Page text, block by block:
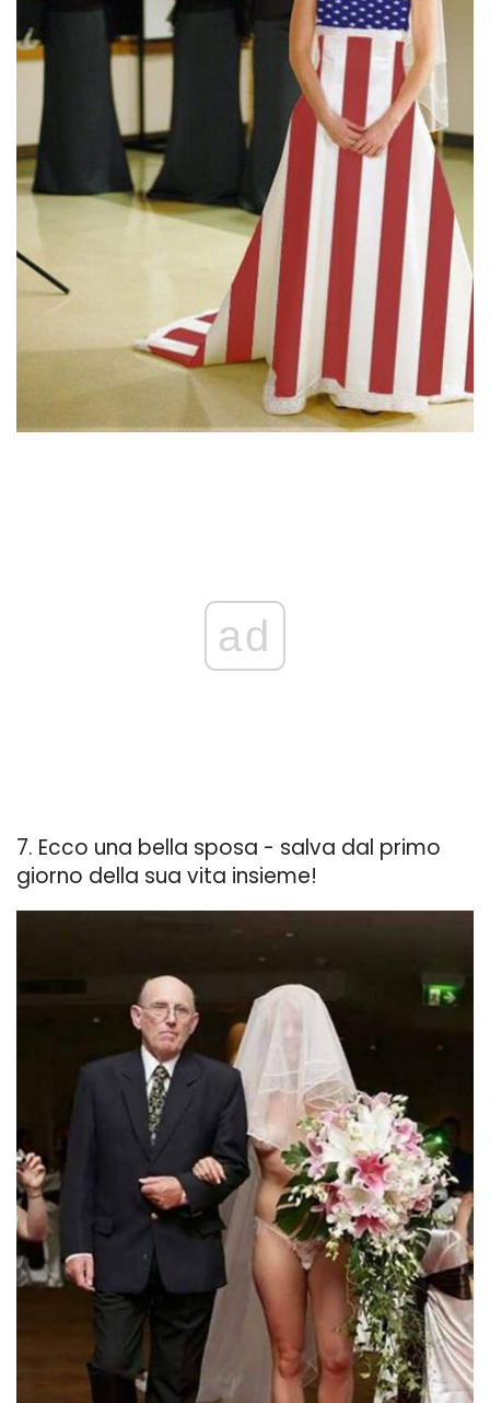
ad
7. Ecco una bella sposa - salva dal primo
giorno della sua vita insieme!